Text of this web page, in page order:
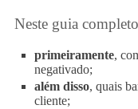
Neste guia
primeiramente,
negativado;
além disso, quais
cliente;